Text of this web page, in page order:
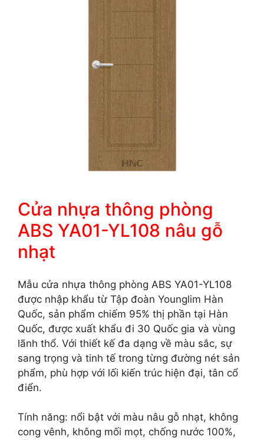
Cửa nhựa thông phòng
ABS YA01-YL108 nâu gỗ
nhạt
Mẫu cửa nhựa thông phòng ABS YA01-YL108
được nhập khẩu từ Tập đoàn Younglim Hàn
Quốc, sản phẩm chiếm 95% thị phần tại Hàn
Quốc, được xuất khẩu đi 30 Quốc gia và vùng
lãnh thổ. Với thiết kế đa dạng về màu sắc, sự
sang trọng và tinh tế trong từng đường nét sản
phẩm, phù hợp với lối kiến trúc hiện đại, tân cổ
điển.
Tính năng: nổi bật với màu nâu gỗ nhạt, không
cong vênh, không mối mọt, chống nước 100%,